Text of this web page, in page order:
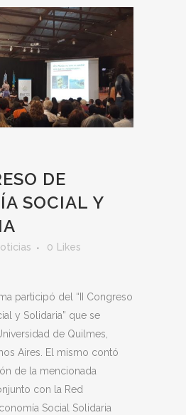
DE
SOCIAL Y
0 Likes
participó del “II Congreso
y Solidaria” que se
de Quilmes,
Aires. El mismo contó
de la mencionada
con la Red
Social Solidaria